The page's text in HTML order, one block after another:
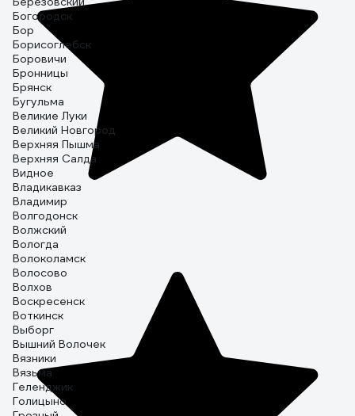
Богородск
Бор
Борисоглебск
Боровичи
Бронницы
Брянск
Бугульма
Великие Луки
Великий Новгород
Верхняя Пышма
Верхняя Салда
Видное
Владикавказ
Владимир
Волгодонск
Волжский
Вологда
Волоколамск
Волосово
Волхов
Воскресенск
Воткинск
Выборг
Вышний Волочек
Вязники
Вязьма
Геленджик
Голицыно